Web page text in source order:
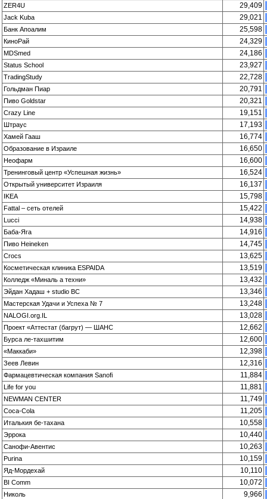
ZER4U 29,409
Jack Kuba 29,021
Банк Апоалим 25,598
КиноРай 24,329
MDSmed 24,186
Status School 23,927
TradingStudy 22,728
Гольдман Пиар 20,791
Пиво Goldstar 20,321
Crazy Line 19,151
Штраус 17,193
Хамей Гааш 16,774
Образование в Израиле 16,650
Неофарм 16,600
Тренинговый центр «Успешная жизнь» 16,524
Открытый университет Израиля 16,137
IKEA 15,798
Fattal – сеть отелей 15,422
Lucci 14,938
Баба-Яга 14,916
Пиво Heineken 14,745
Crocs 13,625
Косметическая клиника ESPAIDA 13,519
Колледж «Миналь а техни» 13,432
Эйдан Хадаш + studio BC 13,346
Мастерская Удачи и Успеха № 7 13,248
NALOGI.org.IL 13,028
Проект «Аттестат (багрут) — ШАНС 12,662
Бурса ле-тахшитим 12,600
«Маккаби» 12,398
Зеев Левин 12,316
Фармацевтическая компания Sanofi 11,884
Life for you 11,881
NEWMAN CENTER 11,749
Coca-Cola 11,205
Италькия бе-тахана 10,558
Эррока 10,440
Санофи-Авентис 10,263
Purina 10,159
Яд-Мордехай 10,110
BI Comm 10,072
Николь 9,966